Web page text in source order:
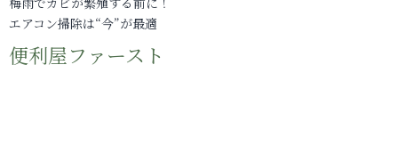
エアコン掃除は“今”が最適
便利屋ファースト